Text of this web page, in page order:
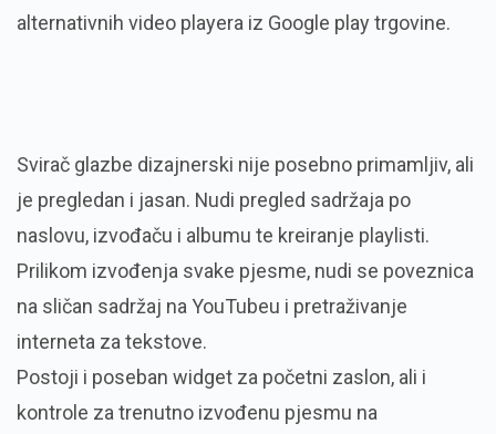
alternativnih video playera iz Google play trgovine.
Svirač glazbe dizajnerski nije posebno primamljiv, ali
je pregledan i jasan. Nudi pregled sadržaja po
naslovu, izvođaču i albumu te kreiranje playlisti.
Prilikom izvođenja svake pjesme, nudi se poveznica
na sličan sadržaj na YouTubeu i pretraživanje
interneta za tekstove.
Postoji i poseban widget za početni zaslon, ali i
kontrole za trenutno izvođenu pjesmu na